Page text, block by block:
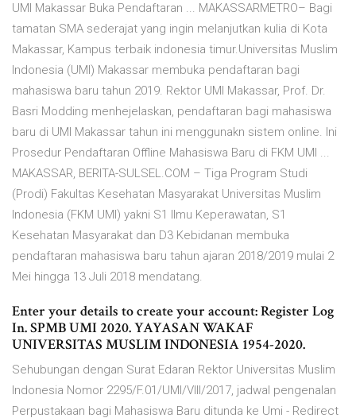
UMI Makassar Buka Pendaftaran ... MAKASSARMETRO– Bagi
tamatan SMA sederajat yang ingin melanjutkan kulia di Kota
Makassar, Kampus terbaik indonesia timur.Universitas Muslim
Indonesia (UMI) Makassar membuka pendaftaran bagi
mahasiswa baru tahun 2019. Rektor UMI Makassar, Prof. Dr.
Basri Modding menhejelaskan, pendaftaran bagi mahasiswa
baru di UMI Makassar tahun ini menggunakn sistem online. Ini
Prosedur Pendaftaran Offline Mahasiswa Baru di FKM UMI ...
MAKASSAR, BERITA-SULSEL.COM – Tiga Program Studi
(Prodi) Fakultas Kesehatan Masyarakat Universitas Muslim
Indonesia (FKM UMI) yakni S1 Ilmu Keperawatan, S1
Kesehatan Masyarakat dan D3 Kebidanan membuka
pendaftaran mahasiswa baru tahun ajaran 2018/2019 mulai 2
Mei hingga 13 Juli 2018 mendatang.
Enter your details to create your account: Register Log
In. SPMB UMI 2020. YAYASAN WAKAF
UNIVERSITAS MUSLIM INDONESIA 1954-2020.
Sehubungan dengan Surat Edaran Rektor Universitas Muslim
Indonesia Nomor 2295/F.01/UMI/VIII/2017, jadwal pengenalan
Perpustakaan bagi Mahasiswa Baru ditunda ke Umi - Redirect